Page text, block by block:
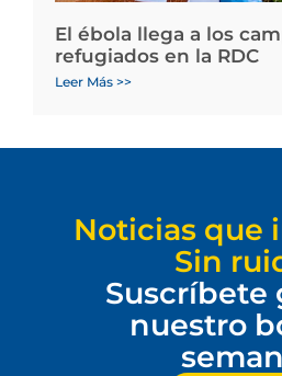
El ébola llega a los
refugiados en la RDC
Leer Más >>
Noticias que
Sin
Suscríbete
nuestro